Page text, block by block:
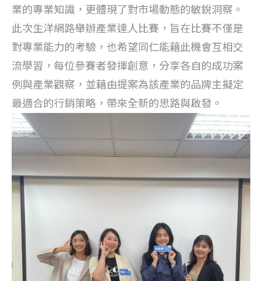
業的專業知識，更體現了對市場動態的敏銳洞察。
此次生洋網路舉辦產業達人比賽，旨在比賽不僅是
對專業能力的考驗，也希望同仁能藉此機會互相交
流學習，每位參賽者發揮創意，分享各自的成功案
例與產業觀察，並藉由提案為該產業的品牌主擬定
最適合的行銷策略，帶來全新的思路與啟發。